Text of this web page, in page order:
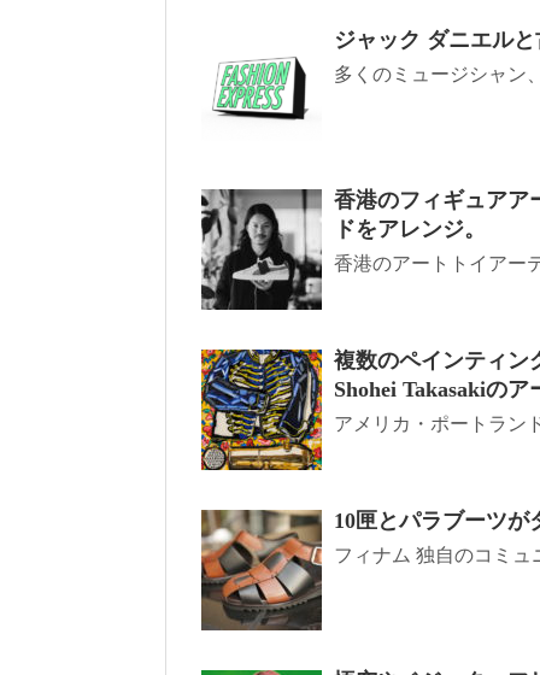
ジャック ダニエル
多くのミュージシャン
香港のフィギュアア
ドをアレンジ。
香港のアートトイアー
複数のペインティン
Shohei Takasakiの
アメリカ・ポートラン
10匣とパラブーツが
フィナム 独自のコミュ